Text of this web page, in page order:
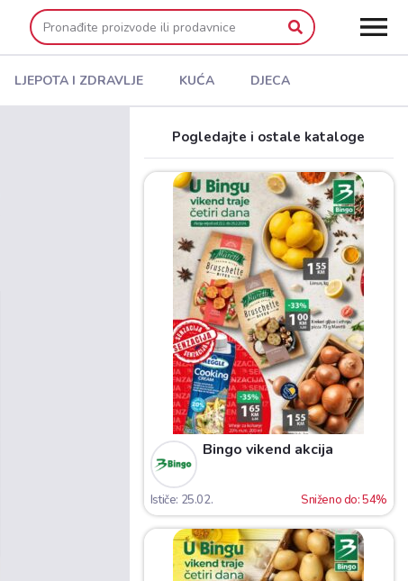
LJEPOTA I ZDRAVLJE KUĆA DJECA
Pogledajte i ostale kataloge
Bingo vikend akcija
Ističe: 25.02. Sniženo do: 54%